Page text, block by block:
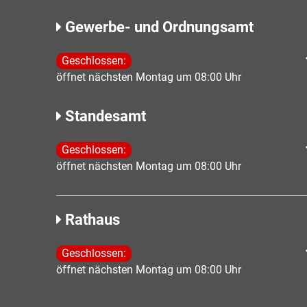
Gewerbe- und Ordnungsamt
Klicken, um weitere Öffnungs- oder Schließzeiten
Geschlossen:
öffnet nächsten Montag um 08:00 Uhr
Standesamt
Klicken, um weitere Öffnungs- oder Schließzeiten
Geschlossen:
öffnet nächsten Montag um 08:00 Uhr
Rathaus
Klicken, um weitere Öffnungs- oder Schließzeiten
Geschlossen:
öffnet nächsten Montag um 08:00 Uhr